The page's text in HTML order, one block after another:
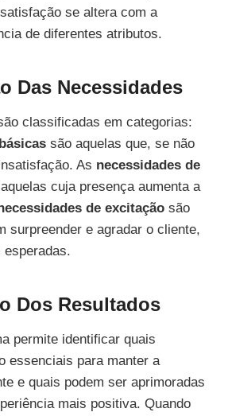
se altera com a
de diferentes atributos.
Das Necessidades
classificadas em categorias:
são aquelas que, se não
As necessidades de
cuja presença aumenta a
de excitação são
surpreender e agradar o cliente,
esperadas.
Dos Resultados
permite identificar quais
essenciais para manter a
e quais podem ser aprimoradas
mais positiva. Quando